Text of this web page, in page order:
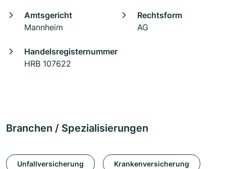
Amtsgericht
Mannheim
Rechtsform
AG
Handelsregisternummer
HRB 107622
Branchen / Spezialisierungen
Unfallversicherung Krankenversicherung